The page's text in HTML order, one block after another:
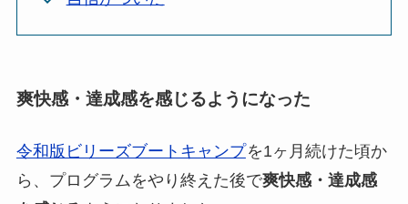
爽快感・達成感を感じるようになった
令和版ビリーズブートキャンプを1ヶ月続けた頃か
ら、プログラムをやり終えた後で爽快感・達成感